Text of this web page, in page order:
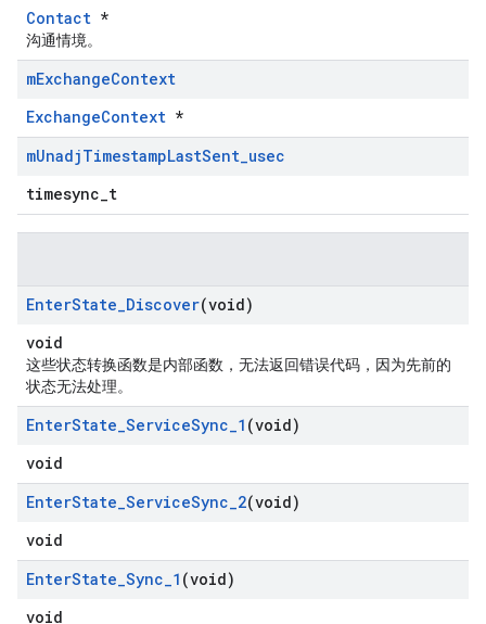
Contact *
沟通情境。
mExchangeContext
ExchangeContext *
mUnadjTimestampLastSent_usec
timesync_t
EnterState_Discover(void)
void
这些状态转换函数是内部函数，无法返回错误代码，因为先前的
状态无法处理。
EnterState_ServiceSync_1 (void)
void
EnterState_ServiceSync_2(void)
void
EnterState_Sync_1 (void)
void